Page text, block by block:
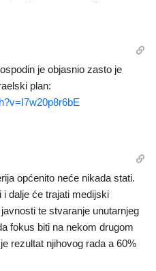
je objasnio zasto je
plan:
općenito neće nikada stati.
i dalje će trajati medijski
te stvaranje unutarnjeg
fokus biti na nekom drugom
rezultat njihovog rada a 60%